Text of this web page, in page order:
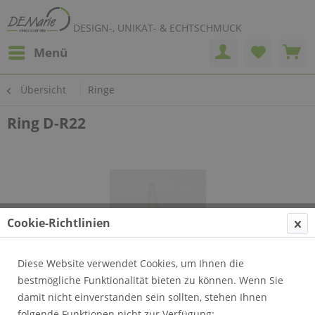
DESIGN-, UNIKAT- & ECHTSCHMUCK
Menü
Übersicht Ringe
Ring D-R22
Cookie-Richtlinien
Diese Website verwendet Cookies, um Ihnen die
bestmögliche Funktionalität bieten zu können. Wenn Sie
damit nicht einverstanden sein sollten, stehen Ihnen